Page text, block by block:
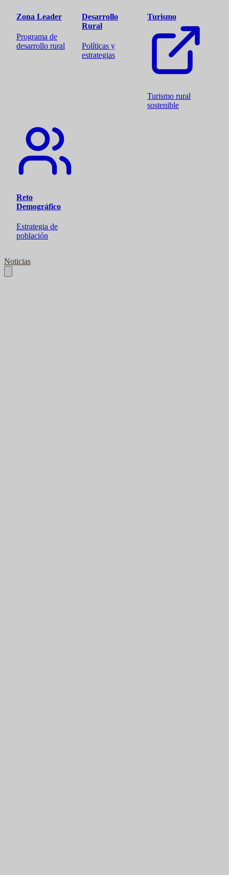
Zona Leader
Programa de
desarrollo rural
Desarrollo
Rural
Políticas y
estrategias
Turismo
Turismo rural
sostenible
Reto
Demográfico
Estrategia de
población
Noticias